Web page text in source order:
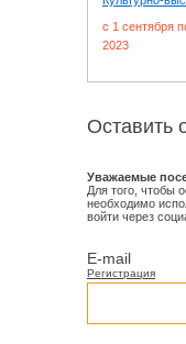
c 1 сентября
2023
Оставить
Уважаемые
Для того, чтобы
необходимо
войти через
E-mail
Регистрация